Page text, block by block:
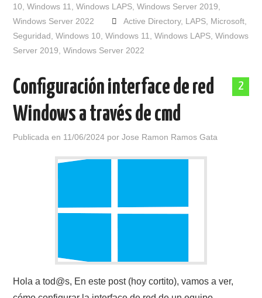
10 ,Windows 11 ,Windows LAPS ,Windows Server 2019
Windows Server 2022
Active Directory, LAPS, Microsoft,
Seguridad ,Windows 10 ,Windows 11 ,Windows LAPS ,Windows
Server 2019 ,Windows Server 2022
2
Configuración interface de red
Windows a través de cmd
Publicada en 11/06/2024 porJose Ramon Ramos Gata
Hola a tod@s, En este post (hoy cortito), vamos a ver,